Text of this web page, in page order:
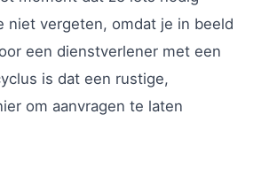
niet vergeten, omdat je in beeld
een dienstverlener met een
is dat een rustige,
om aanvragen te laten